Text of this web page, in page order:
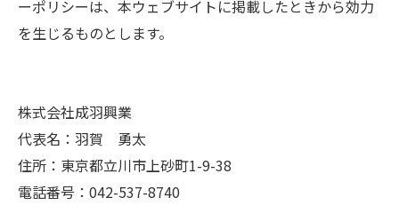
ーポリシーは、本ウェブサイトに掲載したときから効力
を生じるものとします。
株式会社成羽興業
代表名：羽賀 勇太
住所：東京都立川市上砂町1-9-38
電話番号：042-537-8740